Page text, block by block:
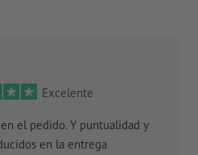
Excelente
el pedido. Y puntualidad y
en la entrega